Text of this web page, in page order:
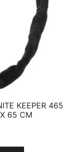
KEEPER 465
65 CM